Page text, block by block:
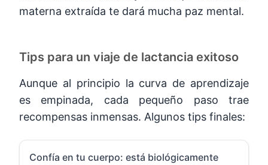
materna extraída te dará mucha paz mental.
Tips para un viaje de lactancia exitoso
Aunque al principio la curva de aprendizaje
es empinada, cada pequeño paso trae
recompensas inmensas. Algunos tips finales:
Confía en tu cuerpo: está biológicamente